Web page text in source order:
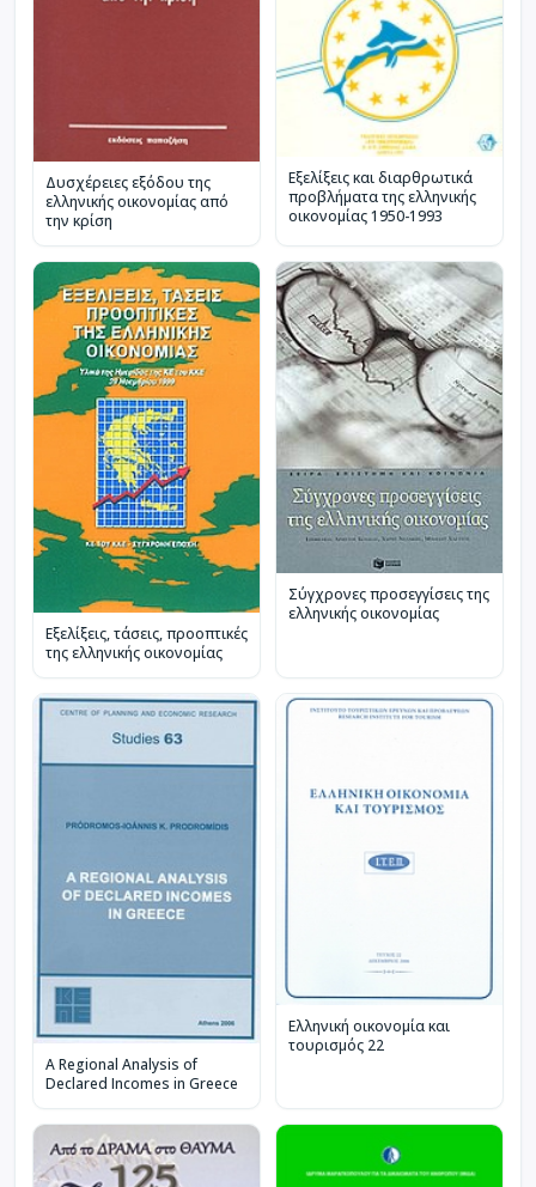
Δυσχέρειες εξόδου της
ελληνικής οικονομίας από
την κρίση
Εξελίξεις και διαρθρωτικά
προβλήματα της ελληνικής
οικονομίας 1950-1993
Εξελίξεις, τάσεις, προοπτικές
της ελληνικής οικονομίας
Σύγχρονες προσεγγίσεις της
ελληνικής οικονομίας
A Regional Analysis of
Declared Incomes in Greece
Ελληνική οικονομία και
τουρισμός 22